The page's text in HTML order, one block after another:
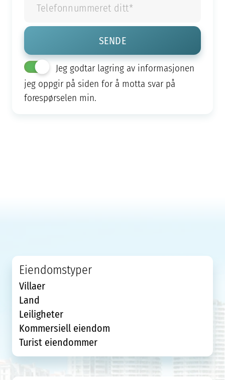
Jeg godtar lagring av informasjonen
jeg oppgir på siden for å motta svar på
forespørselen min.
Eiendomstyper
Villaer
Land
Leiligheter
Kommersiell eiendom
Turist eiendommer